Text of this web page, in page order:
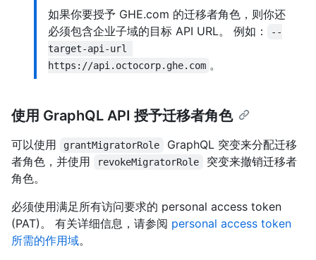
如果你要授予 GHE.com 的迁移者角色，则你还
必须包含企业子域的目标 API URL。 例如：
--
target-api-url
https://api.octocorp.ghe.com 。
使用 GraphQL API 授予迁移者角色
可以使用 grantMigratorRole
GraphQL 突变来分配迁移
者角色，并使用
revokeMigratorRole
突变来撤销迁移者
角色。
必须使用满足所有访问要求的 personal access token
(PAT)。 有关详细信息，请参阅 personal access token
所需的作用域。